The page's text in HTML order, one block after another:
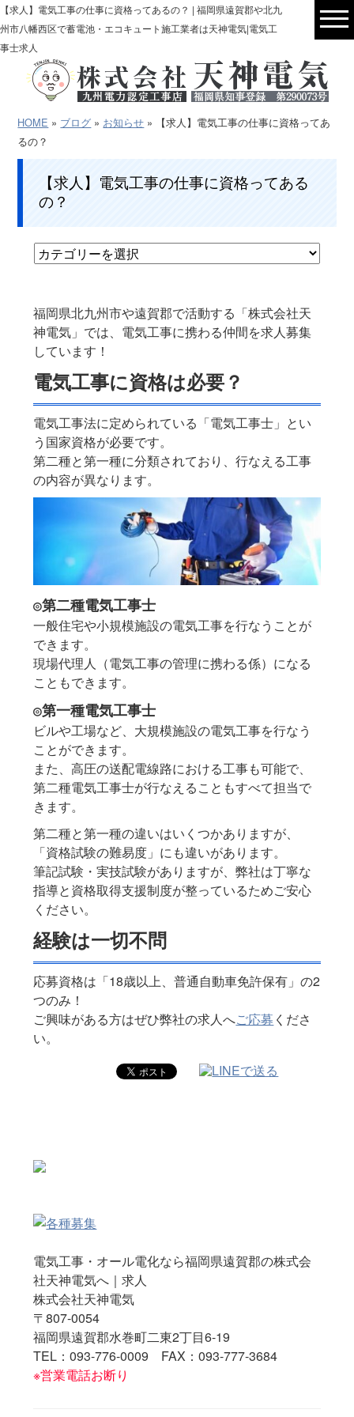
【求人】電気工事の仕事に資格ってあるの？ | 福岡県遠賀郡や北九
州市八幡西区で蓄電池・エコキュート施工業者は天神電気|電気工
事士求人
HOME » ブログ » お知らせ » 【求人】電気工事の仕事に資格ってあ
るの？
【求人】電気工事の仕事に資格ってある
の？
福岡県北九州市や遠賀郡で活動する「株式会社天
神電気」では、電気工事に携わる仲間を求人募集
しています！
電気工事に資格は必要？
電気工事法に定められている「電気工事士」とい
う国家資格が必要です。
第二種と第一種に分類されており、行なえる工事
の内容が異なります。
◎第二種電気工事士
一般住宅や小規模施設の電気工事を行なうことが
できます。
現場代理人（電気工事の管理に携わる係）になる
こともできます。
◎第一種電気工事士
ビルや工場など、大規模施設の電気工事を行なう
ことができます。
また、高圧の送配電線路における工事も可能で、
第二種電気工事士が行なえることもすべて担当で
きます。
第二種と第一種の違いはいくつかありますが、
「資格試験の難易度」にも違いがあります。
筆記試験・実技試験がありますが、弊社は丁寧な
指導と資格取得支援制度が整っているためご安心
ください。
経験は一切不問
応募資格は「18歳以上、普通自動車免許保有」の2
つのみ！
ご興味がある方はぜひ弊社の求人へご応募 くださ
い。
電気工事・オール電化なら福岡県遠賀郡の株式会
社天神電気へ｜求人
株式会社天神電気
〒807-0054
福岡県遠賀郡水巻町二東2丁目6-19
TEL：093-776-0009 FAX：093-777-3684
※営業電話お断り